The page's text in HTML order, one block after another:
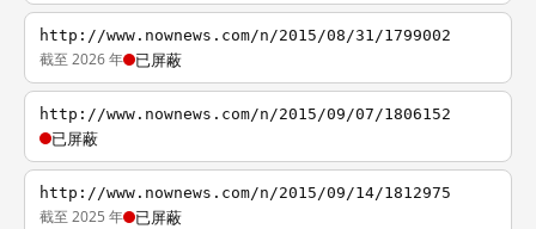
http://www.nownews.com/n/2015/08/31/1799002
截至 2026 年 已屏蔽
http://www.nownews.com/n/2015/09/07/1806152
已屏蔽
http://www.nownews.com/n/2015/09/14/1812975
截至 2025 年 已屏蔽